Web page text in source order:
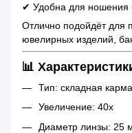
✔ Удобна для ношения
Отлично подойдёт для
ювелирных изделий,
📊
Тип: складная
Увеличение: 40x
Диаметр линзы: 25